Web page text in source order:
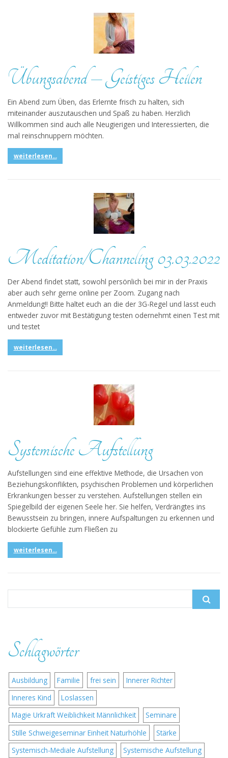
Übungsabend – Geistiges Heilen
Ein Abend zum Üben, das Erlernte frisch zu halten, sich
miteinander auszutauschen und Spaß zu haben. Herzlich
Willkommen sind auch alle Neugierigen und Interessierten, die
mal reinschnuppern möchten.
weiterlesen...
Meditation/Channeling 03.03.2022
Der Abend findet statt, sowohl persönlich bei mir in der Praxis
aber auch sehr gerne online per Zoom. Zugang nach
Anmeldung!! Bitte haltet euch an die der 3G-Regel und lasst euch
entweder zuvor mit Bestätigung testen odernehmt einen Test mit
und testet
weiterlesen...
Systemische Aufstellung
Aufstellungen sind eine effektive Methode, die Ursachen von
Beziehungskonflikten, psychischen Problemen und körperlichen
Erkrankungen besser zu verstehen. Aufstellungen stellen ein
Spiegelbild der eigenen Seele her. Sie helfen, Verdrängtes ins
Bewusstsein zu bringen, innere Aufspaltungen zu erkennen und
blockierte Gefühle zum Fließen zu
weiterlesen...
Schlagwörter
Ausbildung Familie frei sein
Innerer Richter
Inneres Kind
Loslassen
Magie Urkraft Weiblichkeit Männlichkeit
Seminare
Stille Schweigeseminar Einheit Naturhöhle
Stärke
Systemisch-Mediale Aufstellung
Systemische Aufstellung